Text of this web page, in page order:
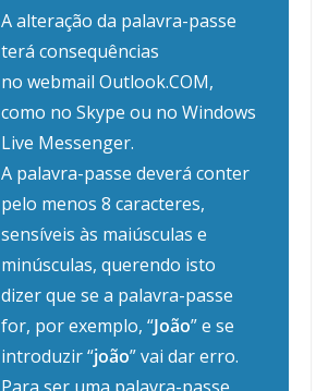
A alteração da palavra-passe
terá consequências
no webmail Outlook.COM,
como no Skype ou no Windows
Live Messenger.
A palavra-passe deverá conter
pelo menos 8 caracteres,
sensíveis às maiúsculas e
minúsculas, querendo isto
dizer que se a palavra-passe
for, por exemplo, “João” e se
introduzir “joão” vai dar erro.